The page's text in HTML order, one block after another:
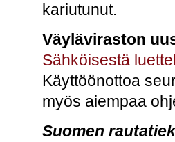
kariutunut.
Väyläviraston
Sähköisestä
Käyttöönottoa
myös aiempaa
Suomen